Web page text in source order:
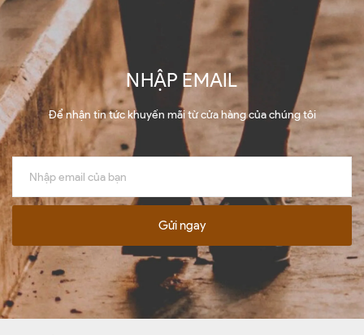
NHẬP EMAIL
Để nhận tin tức khuyến mãi từ cửa hàng của chúng tôi
Gửi ngay